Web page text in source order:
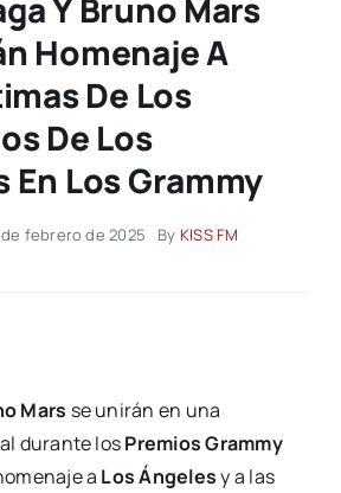
Y Bruno Mars
Homenaje A
De Los
De Los
En Los Grammy
febrero de 2025 By KISS FM
Mars se unirán en una
durante losPremios Grammy
a Los Ángelesy a las